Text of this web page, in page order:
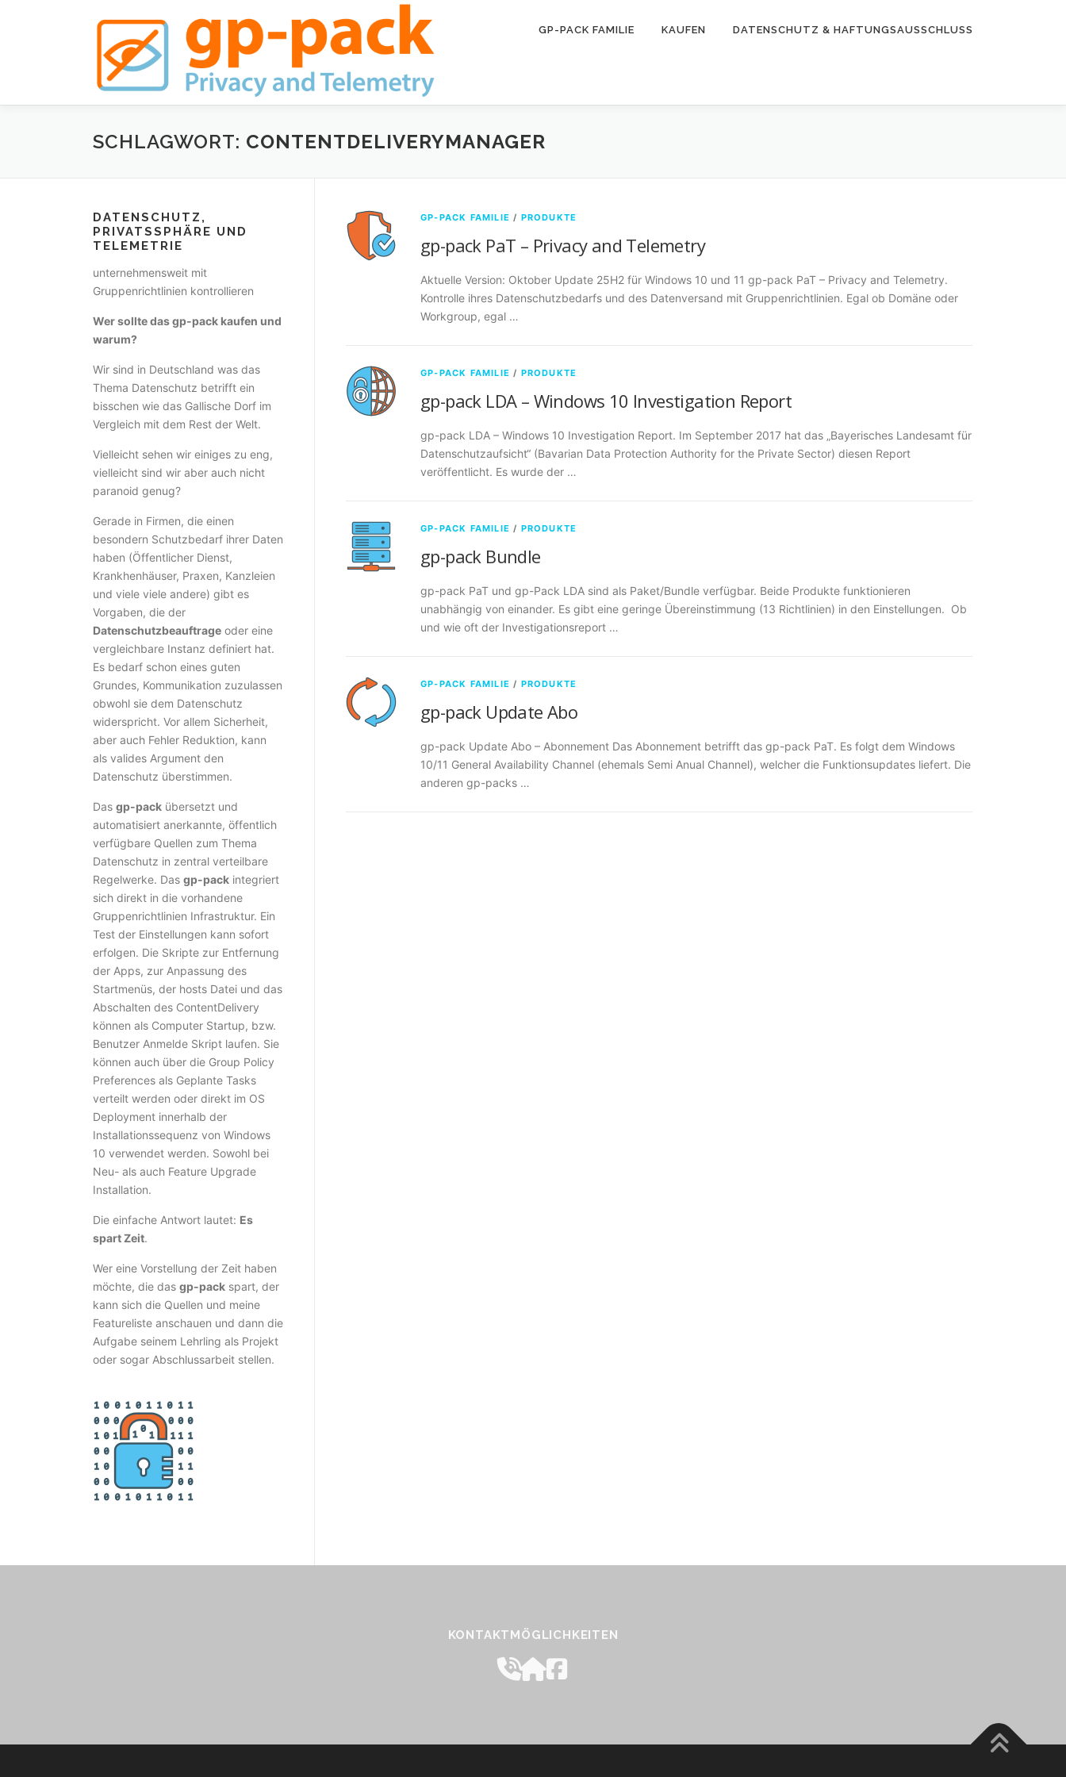
GP-PACK FAMILIE KAUFEN DATENSCHUTZ & HAFTUNGSAUSSCHLUSS
SCHLAGWORT: CONTENTDELIVERYMANAGER
GP-PACK FAMILIE / PRODUKTE
gp-pack PaT – Privacy and Telemetry
Aktuelle Version: Oktober Update 25H2 für Windows 10 und 11 gp-pack PaT – Privacy and Telemetry.
Kontrolle ihres Datenschutzbedarfs und des Datenversand mit Gruppenrichtlinien. Egal ob Domäne oder
Workgroup, egal …
GP-PACK FAMILIE / PRODUKTE
gp-pack LDA – Windows 10 Investigation Report
gp-pack LDA – Windows 10 Investigation Report. Im September 2017 hat das „Bayerisches Landesamt für
Datenschutzaufsicht“ (Bavarian Data Protection Authority for the Private Sector) diesen Report
veröffentlicht. Es wurde der …
GP-PACK FAMILIE / PRODUKTE
gp-pack Bundle
gp-pack PaT und gp-Pack LDA sind als Paket/Bundle verfügbar. Beide Produkte funktionieren
unabhängig von einander. Es gibt eine geringe Übereinstimmung (13 Richtlinien) in den Einstellungen. Ob
und wie oft der Investigationsreport …
GP-PACK FAMILIE / PRODUKTE
gp-pack Update Abo
gp-pack Update Abo – Abonnement Das Abonnement betrifft das gp-pack PaT. Es folgt dem Windows
10/11 General Availability Channel (ehemals Semi Anual Channel), welcher die Funktionsupdates liefert. Die
anderen gp-packs …
DATENSCHUTZ,
PRIVATSSPHÄRE UND
TELEMETRIE
unternehmensweit mit
Gruppenrichtlinien kontrollieren
Wer sollte das gp-pack kaufen und
warum?
Wir sind in Deutschland was das
Thema Datenschutz betrifft ein
bisschen wie das Gallische Dorf im
Vergleich mit dem Rest der Welt.
Vielleicht sehen wir einiges zu eng,
vielleicht sind wir aber auch nicht
paranoid genug?
Gerade in Firmen, die einen
besondern Schutzbedarf ihrer Daten
haben (Öffentlicher Dienst,
Krankhenhäuser, Praxen, Kanzleien
und viele viele andere) gibt es
Vorgaben, die der
Datenschutzbeauftrage oder eine
vergleichbare Instanz definiert hat.
Es bedarf schon eines guten
Grundes, Kommunikation zuzulassen
obwohl sie dem Datenschutz
widerspricht. Vor allem Sicherheit,
aber auch Fehler Reduktion, kann
als valides Argument den
Datenschutz überstimmen.
Das gp-pack übersetzt und
automatisiert anerkannte, öffentlich
verfügbare Quellen zum Thema
Datenschutz in zentral verteilbare
Regelwerke. Das gp-pack integriert
sich direkt in die vorhandene
Gruppenrichtlinien Infrastruktur. Ein
Test der Einstellungen kann sofort
erfolgen. Die Skripte zur Entfernung
der Apps, zur Anpassung des
Startmenüs, der hosts Datei und das
Abschalten des ContentDelivery
können als Computer Startup, bzw.
Benutzer Anmelde Skript laufen. Sie
können auch über die Group Policy
Preferences als Geplante Tasks
verteilt werden oder direkt im OS
Deployment innerhalb der
Installationssequenz von Windows
10 verwendet werden. Sowohl bei
Neu- als auch Feature Upgrade
Installation.
Die einfache Antwort lautet: Es
spart Zeit.
Wer eine Vorstellung der Zeit haben
möchte, die das gp-pack spart, der
kann sich die Quellen und meine
Featureliste anschauen und dann die
Aufgabe seinem Lehrling als Projekt
oder sogar Abschlussarbeit stellen.
KONTAKTMÖGLICHKEITEN